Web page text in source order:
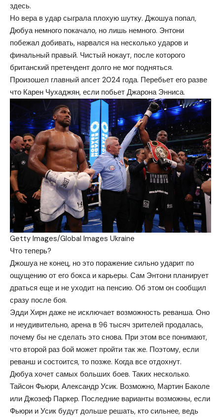
здесь.
Но вера в удар сыграла плохую шутку. Джошуа попал,
Дюбуа немного покачало, но лишь немного. Энтони
побежал добивать, нарвался на несколько ударов и
финальный правый. Чистый нокаут, после которого
британский претендент долго не мог подняться.
Произошел главный апсет 2024 года. Перебьет его разве
что Карен Чухаджян, если побьет Джарона Энниса.
Getty Images/Global Images Ukraine
Что теперь?
Джошуа не конец, но это поражение сильно ударит по
ощущению от его бокса и карьеры. Сам Энтони планирует
драться еще и не уходит на пенсию. Об этом он сообщил
сразу после боя.
Эдди Хирн даже не исключает возможность реванша. Оно
и неудивительно, арена в 96 тысяч зрителей продалась,
почему бы не сделать это снова. При этом все понимают,
что второй раз бой может пройти так же. Поэтому, если
реванш и состоится, то позже. Когда все отдохнут.
Дюбуа хочет самых больших боев. Таких несколько.
Тайсон Фьюри, Александр Усик. Возможно, Мартин Баколе
или Джозеф Паркер. Последние варианты возможны, если
Фьюри и Усик будут дольше решать, кто сильнее, ведь